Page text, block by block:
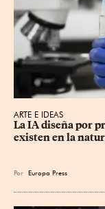
ARTE E IDEAS
La IA diseña por
existen en la
Por Europa Press